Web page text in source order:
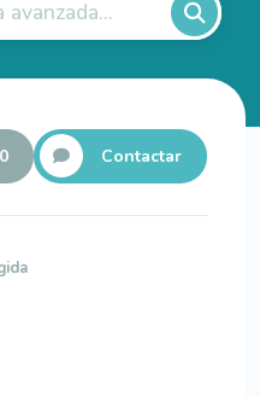
avanzada...
Contactar